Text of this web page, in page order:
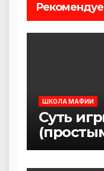
ШКОЛА МАФИИ
Суть